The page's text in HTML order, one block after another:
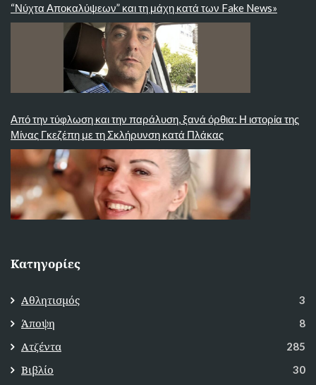
“Νύχτα Αποκαλύψεων” και τη μάχη κατά των Fake News»
Από την τύφλωση και την παράλυση, ξανά όρθια: Η ιστορία της
Μίνας Γκεζέπη με τη Σκλήρυνση κατά Πλάκας
Κατηγορίες
Αθλητισμός 3
Άποψη 8
Ατζέντα 285
Βιβλίο 30